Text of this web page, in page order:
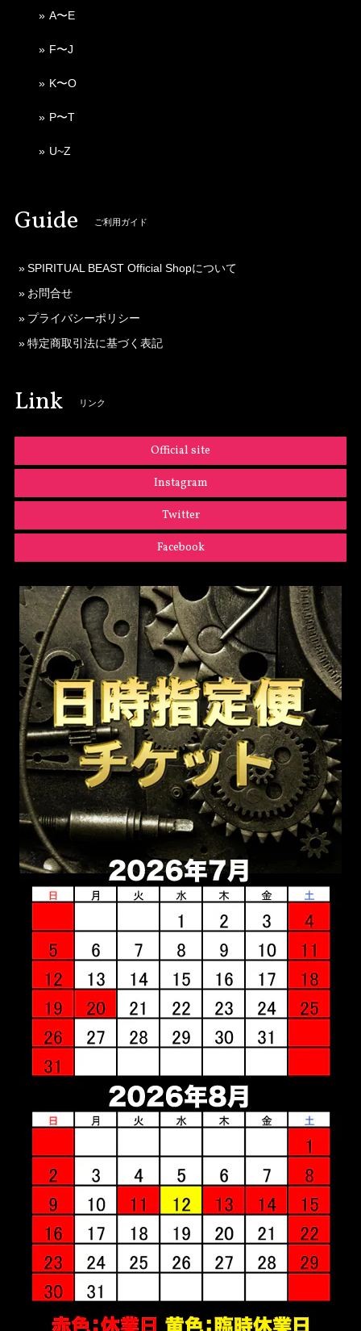
A〜E
F〜J
K〜O
P〜T
U~Z
Guide ご利用ガイド
SPIRITUAL BEAST Official Shopについて
お問合せ
プライバシーポリシー
特定商取引法に基づく表記
Link リンク
Official site
Instagram
Twitter
Facebook